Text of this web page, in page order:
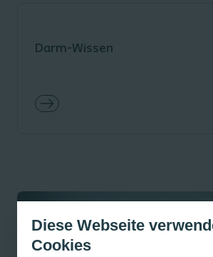
Diese Webseite
Cookies
Darm-Wissen